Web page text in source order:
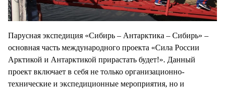
Парусная экспедиция «Сибирь – Антарктика – Сибирь» –
основная часть международного проекта «Сила России
Арктикой и Антарктикой прирастать будет!». Данный
проект включает в себя не только организационно-
технические и экспедиционные мероприятия, но и